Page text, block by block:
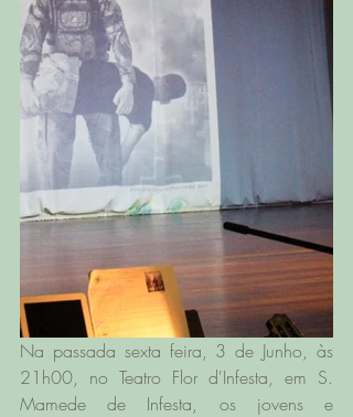
Na passada sexta feira, 3 de Junho, às
21h00, no Teatro Flor d'Infesta, em S.
Mamede de Infesta, os jovens e